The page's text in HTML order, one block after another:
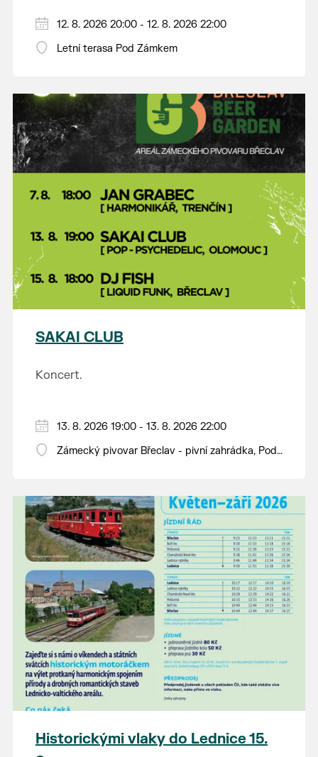
12. 8. 2026 20:00 - 12. 8. 2026 22:00
Letní terasa Pod Zámkem
SAKAI CLUB
Koncert.
13. 8. 2026 19:00 - 13. 8. 2026 22:00
Zámecký pivovar Břeclav - pivní zahrádka, Pod
Historickými vlaky do Lednice 15.